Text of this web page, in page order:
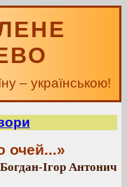
– українською!
очей...»
Богдан-Ігор Антонич